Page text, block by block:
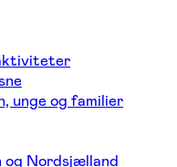
unge og familier
og Nordsjælland